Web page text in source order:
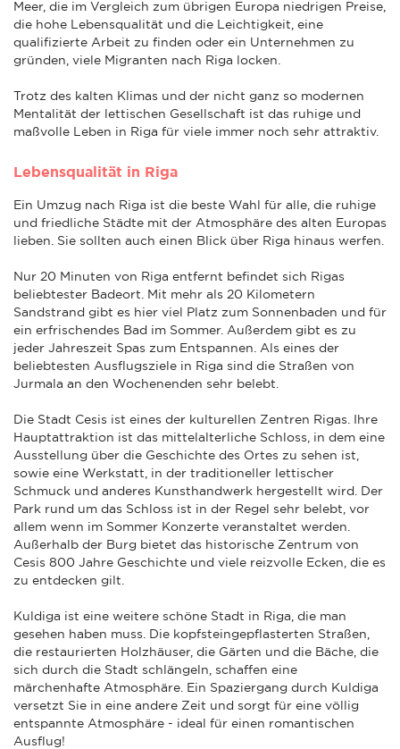
Meer, die im Vergleich zum übrigen Europa niedrigen Preise,
die hohe Lebensqualität und die Leichtigkeit, eine
qualifizierte Arbeit zu finden oder ein Unternehmen zu
gründen, viele Migranten nach Riga locken.
Trotz des kalten Klimas und der nicht ganz so modernen
Mentalität der lettischen Gesellschaft ist das ruhige und
maßvolle Leben in Riga für viele immer noch sehr attraktiv.
Lebensqualität in Riga
Ein Umzug nach Riga ist die beste Wahl für alle, die ruhige
und friedliche Städte mit der Atmosphäre des alten Europas
lieben. Sie sollten auch einen Blick über Riga hinaus werfen.
Nur 20 Minuten von Riga entfernt befindet sich Rigas
beliebtester Badeort. Mit mehr als 20 Kilometern
Sandstrand gibt es hier viel Platz zum Sonnenbaden und für
ein erfrischendes Bad im Sommer. Außerdem gibt es zu
jeder Jahreszeit Spas zum Entspannen. Als eines der
beliebtesten Ausflugsziele in Riga sind die Straßen von
Jurmala an den Wochenenden sehr belebt.
Die Stadt Cesis ist eines der kulturellen Zentren Rigas. Ihre
Hauptattraktion ist das mittelalterliche Schloss, in dem eine
Ausstellung über die Geschichte des Ortes zu sehen ist,
sowie eine Werkstatt, in der traditioneller lettischer
Schmuck und anderes Kunsthandwerk hergestellt wird. Der
Park rund um das Schloss ist in der Regel sehr belebt, vor
allem wenn im Sommer Konzerte veranstaltet werden.
Außerhalb der Burg bietet das historische Zentrum von
Cesis 800 Jahre Geschichte und viele reizvolle Ecken, die es
zu entdecken gilt.
Kuldiga ist eine weitere schöne Stadt in Riga, die man
gesehen haben muss. Die kopfsteingepflasterten Straßen,
die restaurierten Holzhäuser, die Gärten und die Bäche, die
sich durch die Stadt schlängeln, schaffen eine
märchenhafte Atmosphäre. Ein Spaziergang durch Kuldiga
versetzt Sie in eine andere Zeit und sorgt für eine völlig
entspannte Atmosphäre - ideal für einen romantischen
Ausflug!